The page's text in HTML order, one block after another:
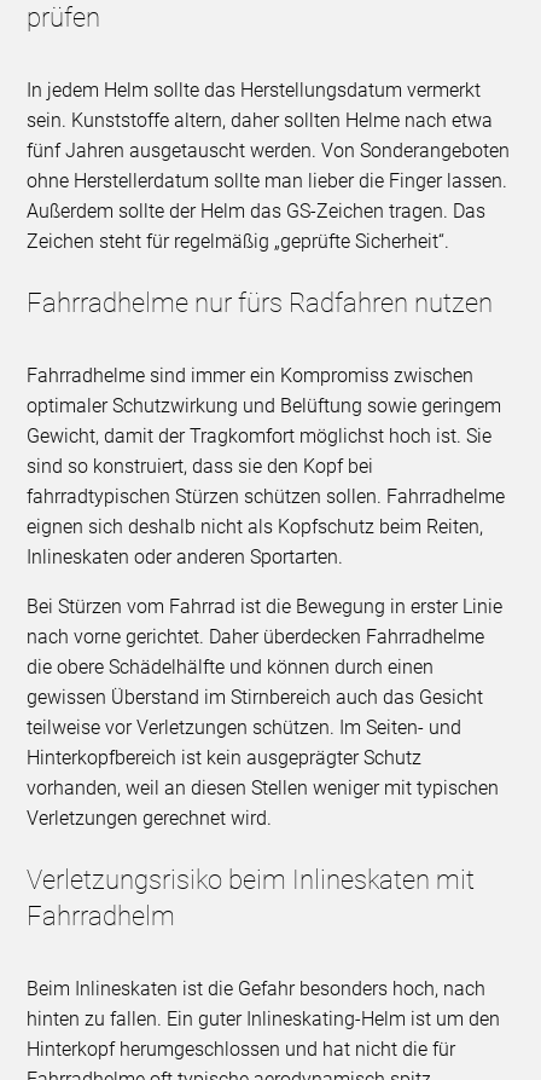
prüfen
In jedem Helm sollte das Herstellungsdatum vermerkt
sein. Kunststoffe altern, daher sollten Helme nach etwa
fünf Jahren ausgetauscht werden. Von Sonderangeboten
ohne Herstellerdatum sollte man lieber die Finger lassen.
Außerdem sollte der Helm das GS-Zeichen tragen. Das
Zeichen steht für regelmäßig „geprüfte Sicherheit“.
Fahrradhelme nur fürs Radfahren nutzen
Fahrradhelme sind immer ein Kompromiss zwischen
optimaler Schutzwirkung und Belüftung sowie geringem
Gewicht, damit der Tragkomfort möglichst hoch ist. Sie
sind so konstruiert, dass sie den Kopf bei
fahrradtypischen Stürzen schützen sollen. Fahrradhelme
eignen sich deshalb nicht als Kopfschutz beim Reiten,
Inlineskaten oder anderen Sportarten.
Bei Stürzen vom Fahrrad ist die Bewegung in erster Linie
nach vorne gerichtet. Daher überdecken Fahrradhelme
die obere Schädelhälfte und können durch einen
gewissen Überstand im Stirnbereich auch das Gesicht
teilweise vor Verletzungen schützen. Im Seiten- und
Hinterkopfbereich ist kein ausgeprägter Schutz
vorhanden, weil an diesen Stellen weniger mit typischen
Verletzungen gerechnet wird.
Verletzungsrisiko beim Inlineskaten mit
Fahrradhelm
Beim Inlineskaten ist die Gefahr besonders hoch, nach
hinten zu fallen. Ein guter Inlineskating-Helm ist um den
Hinterkopf herumgeschlossen und hat nicht die für